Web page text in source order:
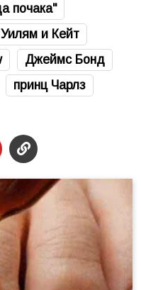
почака"
Уилям и Кейт
Джеймс Бонд
принц Чарлз